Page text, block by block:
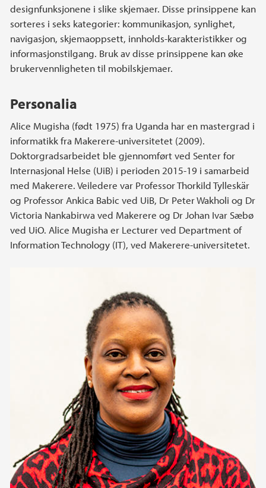
designfunksjonene i slike skjemaer. Disse prinsippene kan
sorteres i seks kategorier: kommunikasjon, synlighet,
navigasjon, skjemaoppsett, innholds-karakteristikker og
informasjonstilgang. Bruk av disse prinsippene kan øke
brukervennligheten til mobilskjemaer.
Personalia
Alice Mugisha (født 1975) fra Uganda har en mastergrad i
informatikk fra Makerere-universitetet (2009).
Doktorgradsarbeidet ble gjennomført ved Senter for
Internasjonal Helse (UiB) i perioden 2015-19 i samarbeid
med Makerere. Veiledere var Professor Thorkild Tylleskär
og Professor Ankica Babic ved UiB, Dr Peter Wakholi og Dr
Victoria Nankabirwa ved Makerere og Dr Johan Ivar Sæbø
ved UiO. Alice Mugisha er Lecturer ved Department of
Information Technology (IT), ved Makerere-universitetet.